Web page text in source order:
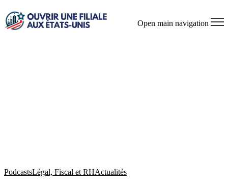
Open main navigation
PodcastsLégal, Fiscal et RHActualités